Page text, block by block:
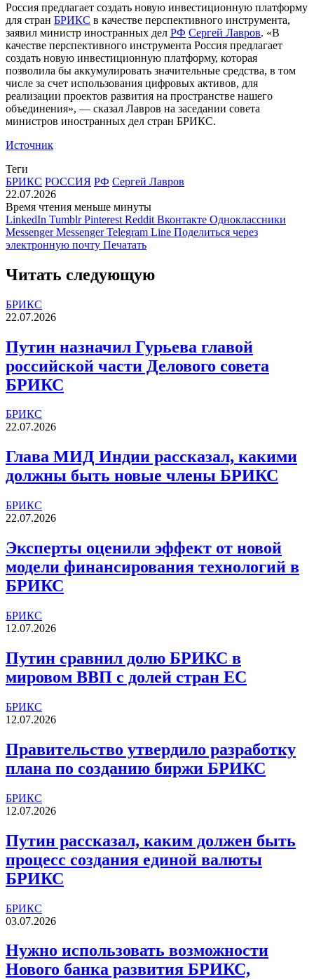
Россия предлагает создать новую инвестиционную платформу
для стран БРИКС в качестве перспективного инструмента,
заявил министр иностранных дел РФ Сергей Лавров. «В
качестве перспективного инструмента Россия предлагает
создать новую инвестиционную платформу, которая
позволила бы аккумулировать значительные средства, в том
числе за счет использования цифровых активов, для
реализации проектов развития на пространстве нашего
объединения», — сказал Лавров на заседании совета
министров иностранных дел стран БРИКС.
Источник
Теги
БРИКС РОССИЯ РФ Сергей Лавров
22.07.2026
Время чтения меньше минуты
LinkedIn Tumblr Pinterest Reddit Вконтакте Одноклассники
Messenger Messenger Telegram Line Поделиться через
электронную почту Печатать
Читать следующую
БРИКС
22.07.2026
Путин назначил Гурьева главой
российской части Делового совета
БРИКС
БРИКС
22.07.2026
Глава МИД Индии рассказал, какими
должны быть новые члены БРИКС
БРИКС
22.07.2026
Эксперты оценили эффект от новой
модели финансирования технологий в
БРИКС
БРИКС
12.07.2026
Путин сравнил долю БРИКС в
мировом ВВП с долей стран ЕС
БРИКС
12.07.2026
Правительство утвердило разработку
плана по созданию биржи БРИКС
БРИКС
12.07.2026
Путин рассказал, каким должен быть
процесс создания единой валюты
БРИКС
БРИКС
03.07.2026
Нужно использовать возможности
Нового банка развития БРИКС,